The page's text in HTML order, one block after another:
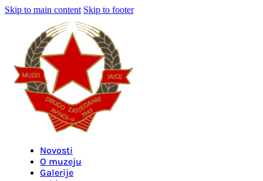
Skip to main content Skip to footer
Novosti
O muzeju
Galerije